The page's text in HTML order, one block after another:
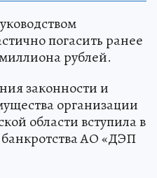
погасить ранее
рублей.
законности и
организации
области вступила в
АО «ДЭП